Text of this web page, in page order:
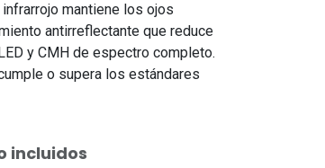
mantiene los ojos
antirreflectante que reduce
y CMH de espectro completo.
o supera los estándares
incluidos